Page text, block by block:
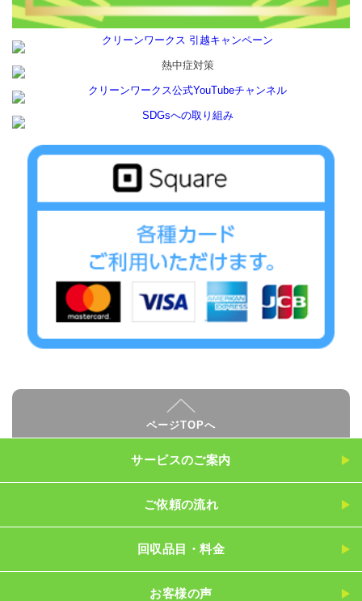
ページTOPへ
サービスのご案内
ご依頼の流れ
回収品目・料金
お客様の声